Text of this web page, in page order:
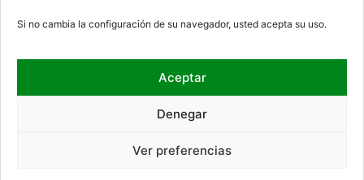
Si no cambia la configuración de su navegador, usted acepta su uso.
Aceptar
Denegar
Ver preferencias
REDES SOCIALES
MAPA DEL SITIO ACCESIBILIDAD